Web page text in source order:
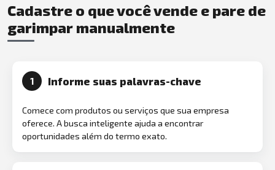
Cadastre o que você vende e pare de
garimpar manualmente
1 Informe suas palavras-chave
Comece com produtos ou serviços que sua empresa
oferece. A busca inteligente ajuda a encontrar
oportunidades além do termo exato.